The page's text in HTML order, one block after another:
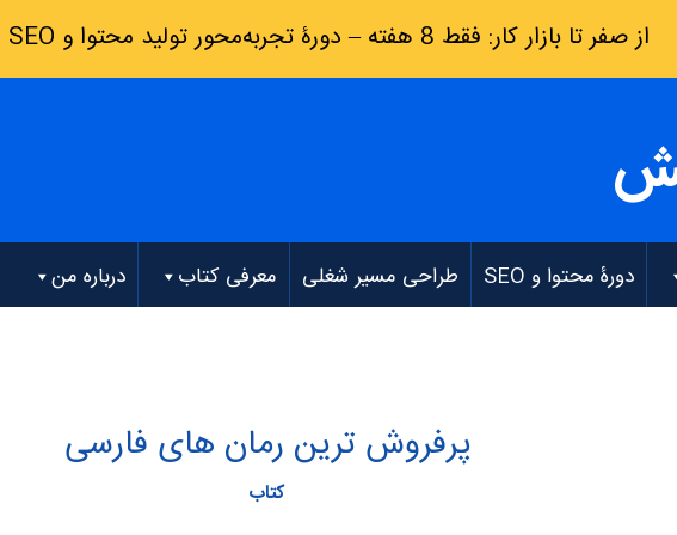
از صفر تا بازار کار: فقط 8 هفته – دورۀ تجربه‌محور تولید محتوا و SEO
دورۀ محتوا و SEO طراحی مسیر شغلی معرفی کتاب درباره من
پرفروش ترین رمان های فارسی
کتاب